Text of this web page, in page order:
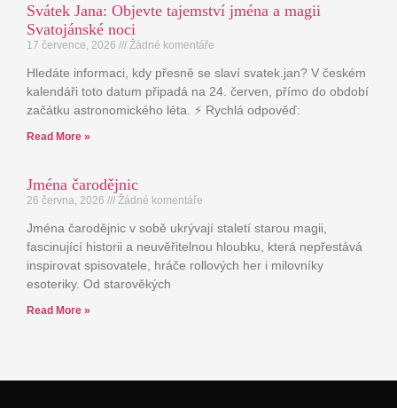
Svátek Jana: Objevte tajemství jména a magii
Svatojánské noci
17 července, 2026 Žádné komentáře
Hledáte informaci, kdy přesně se slaví svatek.jan? V českém
kalendáři toto datum připadá na 24. červen, přímo do období
začátku astronomického léta. ⚡ Rychlá odpověď:
Read More »
Jména čarodějnic
26 června, 2026 Žádné komentáře
Jména čarodějnic v sobě ukrývají staletí starou magii,
fascinující historii a neuvěřitelnou hloubku, která nepřestává
inspirovat spisovatele, hráče rollových her i milovníky
esoteriky. Od starověkých
Read More »